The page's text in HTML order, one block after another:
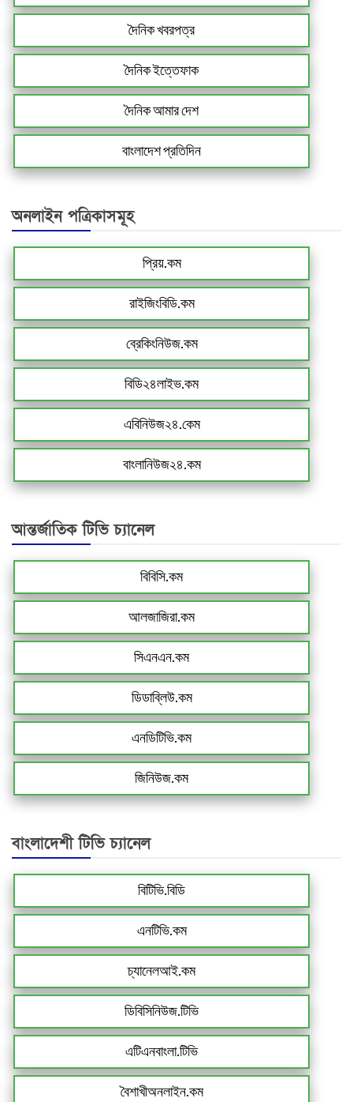
দৈনিক খবরপত্র
দৈনিক ইত্তেফাক
দৈনিক আমার দেশ
বাংলাদেশ প্রতিদিন
অনলাইন পত্রিকাসমূহ
প্রিয়.কম
রাইজিংবিডি.কম
ব্রেকিংনিউজ.কম
বিডি২৪লাইভ.কম
এবিনিউজ২৪.কেম
বাংলানিউজ২৪.কম
আন্তর্জাতিক টিভি চ্যানেল
বিবিসি.কম
আলজাজিরা.কম
সিএনএন.কম
ডিডাব্লিউ.কম
এনডিটিভি.কম
জিনিউজ.কম
বাংলাদেশী টিভি চ্যানেল
বিটিভি.বিডি
এনটিভি.কম
চ্যানেলআই.কম
ডিবিসিনিউজ.টিভি
এটিএনবাংলা.টিভি
বৈশাখীঅনলাইন.কম